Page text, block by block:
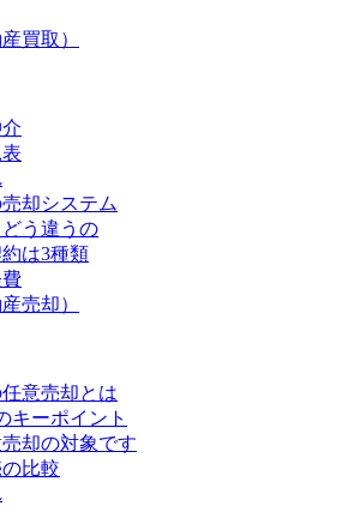
買取）
却システム
う違うの
は3種類
売却）
意売却とは
キーポイント
却の対象です
比較